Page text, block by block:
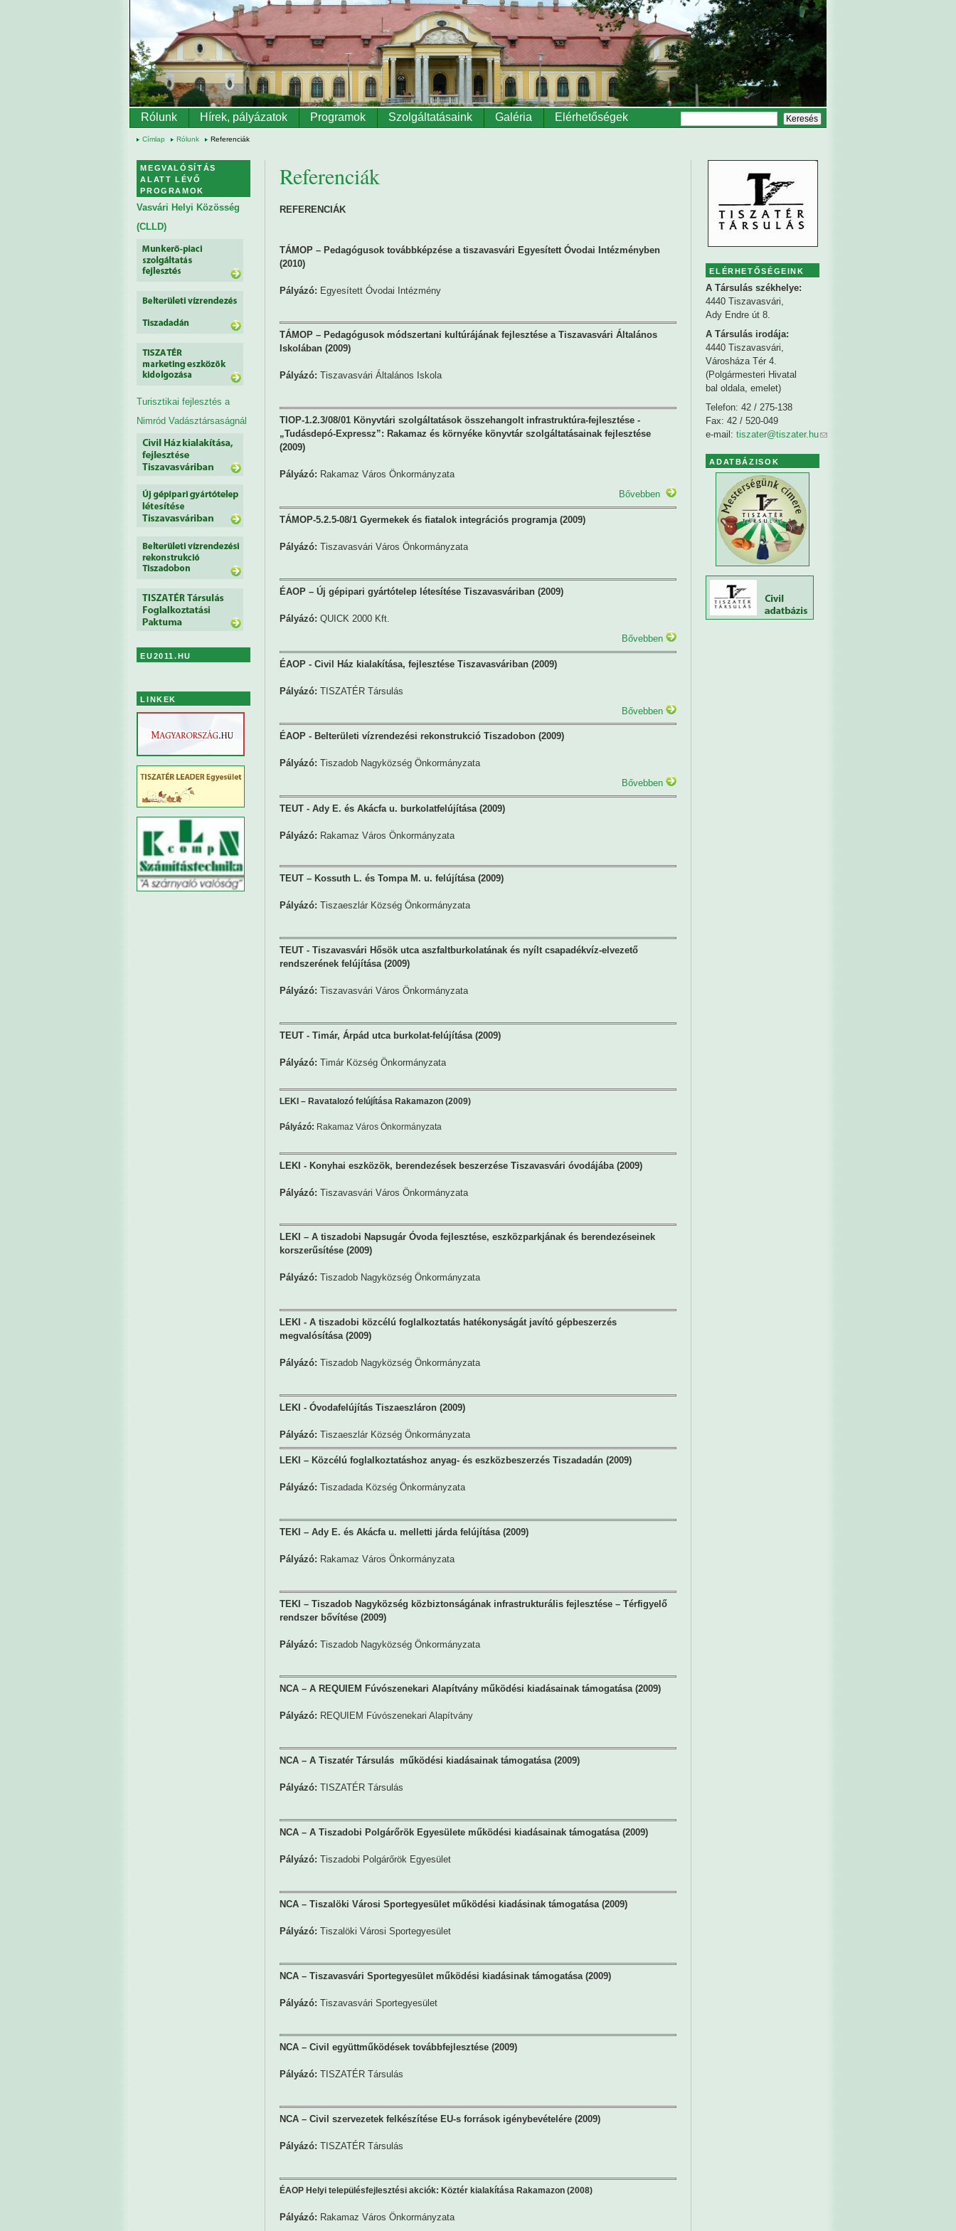
Ugrás a tartalomra
Rólunk Hírek, pályázatok Programok Szolgáltatásaink Galéria Elérhetőségek
Címlap Rólunk Referenciák
Referenciák
REFERENCIÁK
TÁMOP – Pedagógusok továbbképzése a tiszavasvári Egyesített Óvodai Intézményben
(2010)
Pályázó: Egyesített Óvodai Intézmény
TÁMOP – Pedagógusok módszertani kultúrájának fejlesztése a Tiszavasvári Általános
Iskolában (2009)
Pályázó: Tiszavasvári Általános Iskola
TIOP-1.2.3/08/01 Könyvtári szolgáltatások összehangolt infrastruktúra-fejlesztése -
„Tudásdepó-Expressz”: Rakamaz és környéke könyvtár szolgáltatásainak fejlesztése
(2009)
Pályázó: Rakamaz Város Önkormányzata
Bővebben
TÁMOP-5.2.5-08/1 Gyermekek és fiatalok integrációs programja (2009)
Pályázó: Tiszavasvári Város Önkormányzata
ÉAOP – Új gépipari gyártótelep létesítése Tiszavasváriban (2009)
Pályázó: QUICK 2000 Kft.
Bővebben
ÉAOP - Civil Ház kialakítása, fejlesztése Tiszavasváriban (2009)
Pályázó: TISZATÉR Társulás
Bővebben
ÉAOP - Belterületi vízrendezési rekonstrukció Tiszadobon (2009)
Pályázó: Tiszadob Nagyközség Önkormányzata
Bővebben
TEUT - Ady E. és Akácfa u. burkolatfelújítása (2009)
Pályázó: Rakamaz Város Önkormányzata
TEUT – Kossuth L. és Tompa M. u. felújítása (2009)
Pályázó: Tiszaeszlár Község Önkormányzata
TEUT - Tiszavasvári Hősök utca aszfaltburkolatának és nyílt csapadékvíz-elvezető
rendszerének felújítása (2009)
Pályázó: Tiszavasvári Város Önkormányzata
TEUT - Timár, Árpád utca burkolat-felújítása (2009)
Pályázó: Timár Község Önkormányzata
LEKI – Ravatalozó felújítása Rakamazon (2009)
Pályázó: Rakamaz Város Önkormányzata
LEKI - Konyhai eszközök, berendezések beszerzése Tiszavasvári óvodájába (2009)
Pályázó: Tiszavasvári Város Önkormányzata
LEKI – A tiszadobi Napsugár Óvoda fejlesztése, eszközparkjának és berendezéseinek
korszerűsítése (2009)
Pályázó: Tiszadob Nagyközség Önkormányzata
LEKI - A tiszadobi közcélú foglalkoztatás hatékonyságát javító gépbeszerzés
megvalósítása (2009)
Pályázó: Tiszadob Nagyközség Önkormányzata
LEKI - Óvodafelújítás Tiszaeszláron (2009)
Pályázó: Tiszaeszlár Község Önkormányzata
LEKI – Közcélú foglalkoztatáshoz anyag- és eszközbeszerzés Tiszadadán (2009)
Pályázó: Tiszadada Község Önkormányzata
TEKI – Ady E. és Akácfa u. melletti járda felújítása (2009)
Pályázó: Rakamaz Város Önkormányzata
TEKI – Tiszadob Nagyközség közbiztonságának infrastrukturális fejlesztése – Térfigyelő
rendszer bővítése (2009)
Pályázó: Tiszadob Nagyközség Önkormányzata
NCA – A REQUIEM Fúvószenekari Alapítvány működési kiadásainak támogatása (2009)
Pályázó: REQUIEM Fúvószenekari Alapítvány
NCA – A Tiszatér Társulás működési kiadásainak támogatása (2009)
Pályázó: TISZATÉR Társulás
NCA – A Tiszadobi Polgárőrök Egyesülete működési kiadásainak támogatása (2009)
Pályázó: Tiszadobi Polgárőrök Egyesület
NCA – Tiszalöki Városi Sportegyesület működési kiadásinak támogatása (2009)
Pályázó: Tiszalöki Városi Sportegyesület
NCA – Tiszavasvári Sportegyesület működési kiadásinak támogatása (2009)
Pályázó: Tiszavasvári Sportegyesület
NCA – Civil együttműködések továbbfejlesztése (2009)
Pályázó: TISZATÉR Társulás
NCA – Civil szervezetek felkészítése EU-s források igénybevételére (2009)
Pályázó: TISZATÉR Társulás
ÉAOP Helyi településfejlesztési akciók: Köztér kialakítása Rakamazon (2008)
Pályázó: Rakamaz Város Önkormányzata
MEGVALÓSÍTÁS
ALATT LÉVŐ
PROGRAMOK
Vasvári Helyi Közösség
(CLLD)
Turisztikai fejlesztés a
Nimród Vadásztársaságnál
EU2011.HU
LINKEK
ELÉRHETŐSÉGEINK
A Társulás székhelye:
4440 Tiszavasvári,
Ady Endre út 8.
A Társulás irodája:
4440 Tiszavasvári,
Városháza Tér 4.
(Polgármesteri Hivatal
bal oldala, emelet)
Telefon: 42 / 275-138
Fax: 42 / 520-049
e-mail: tiszater@tiszater.hu
ADATBÁZISOK